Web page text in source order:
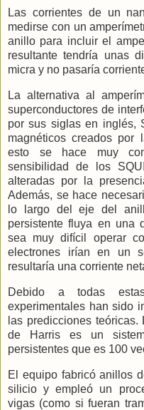
Las corrientes de un
medirse con un
anillo para incluir el
resultante tendría unas
micra y no pasaría
La alternativa al
superconductores de
por sus siglas en inglés,
magnéticos creados por
esto se hace muy
sensibilidad de los
alteradas por la
Además, se hace
lo largo del eje del
persistente fluya en una
sea muy difícil operar
electrones irían en un
resultaría una corriente
Debido a todas
experimentales han sido
las predicciones
de Harris es un
persistentes que es 100
El equipo fabricó anillos
silicio y empleó un
vigas (como si fueran